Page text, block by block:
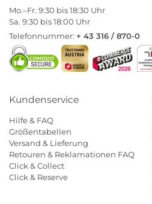
Mo.–Fr. 9:30 bis 18:30 Uhr
Sa. 9:30 bis 18:00 Uhr
Telefonnummer: + 43 316 / 870-0
Kundenservice
Hilfe & FAQ
Größentabellen
Versand & Lieferung
Retouren & Reklamationen FAQ
Click & Collect
Click & Reserve